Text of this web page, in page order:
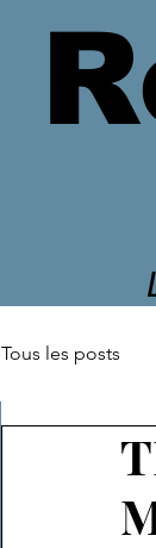
Tous les posts